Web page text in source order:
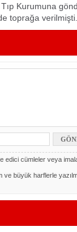
Kurumuna
toprağa verilmişti.
edici cümleler veya
ve büyük harflerle